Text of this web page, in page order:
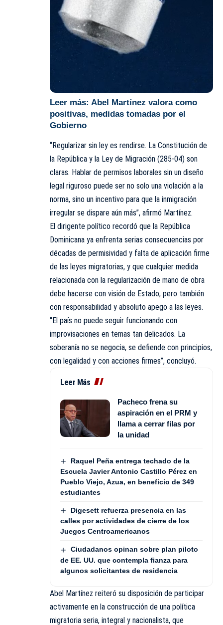
Leer más: Abel Martínez valora como
positivas, medidas tomadas por el
Gobierno
“Regularizar sin ley es rendirse. La Constitución de
la República y la Ley de Migración (285-04) son
claras. Hablar de permisos laborales sin un diseño
legal riguroso puede ser no solo una violación a la
norma, sino un incentivo para que la inmigración
irregular se dispare aún más”, afirmó Martínez.
El dirigente político recordó que la República
Dominicana ya enfrenta serias consecuencias por
décadas de permisividad y falta de aplicación firme
de las leyes migratorias, y que cualquier medida
relacionada con la regularización de mano de obra
debe hacerse con visión de Estado, pero también
con responsabilidad y absoluto apego a las leyes.
“El país no puede seguir funcionando con
improvisaciones en temas tan delicados. La
soberanía no se negocia, se defiende con principios,
con legalidad y con acciones firmes”, concluyó.
Leer Más
Pacheco frena su
aspiración en el PRM y
llama a cerrar filas por
la unidad
Raquel Peña entrega techado de la
Escuela Javier Antonio Castillo Pérez en
Pueblo Viejo, Azua, en beneficio de 349
estudiantes
Digesett refuerza presencia en las
calles por actividades de cierre de los
Juegos Centroamericanos
Ciudadanos opinan sobre plan piloto
de EE. UU. que contempla fianza para
algunos solicitantes de residencia
Abel Martínez reiteró su disposición de participar
activamente en la construcción de una política
migratoria seria, integral y nacionalista, que